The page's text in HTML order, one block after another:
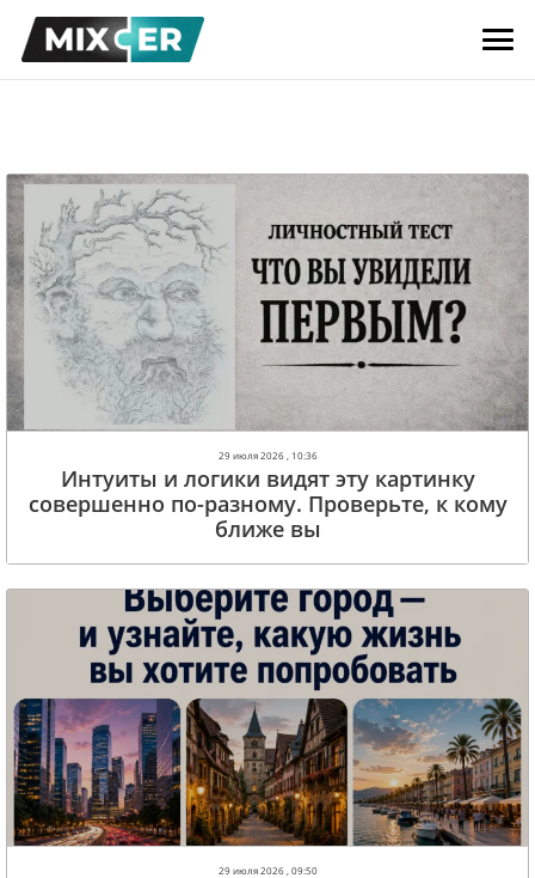
29 июля 2026 , 10:36
Интуиты и логики видят эту картинку
совершенно по-разному. Проверьте, к кому
ближе вы
29 июля 2026 , 09:50